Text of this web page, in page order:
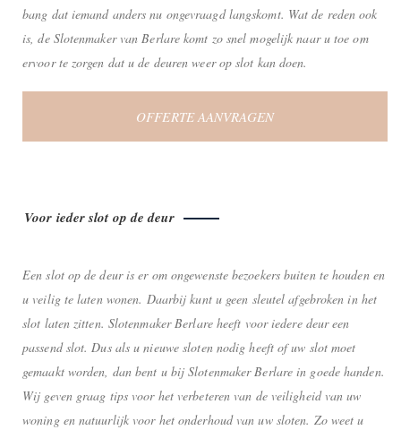
bang dat iemand anders nu ongevraagd langskomt. Wat de reden ook
is, de Slotenmaker van Berlare komt zo snel mogelijk naar u toe om
ervoor te zorgen dat u de deuren weer op slot kan doen.
OFFERTE AANVRAGEN
Voor ieder slot op de deur
Een slot op de deur is er om ongewenste bezoekers buiten te houden en
u veilig te laten wonen. Daarbij kunt u geen sleutel afgebroken in het
slot laten zitten. Slotenmaker Berlare heeft voor iedere deur een
passend slot. Dus als u nieuwe sloten nodig heeft of uw slot moet
gemaakt worden, dan bent u bij Slotenmaker Berlare in goede handen.
Wij geven graag tips voor het verbeteren van de veiligheid van uw
woning en natuurlijk voor het onderhoud van uw sloten. Zo weet u